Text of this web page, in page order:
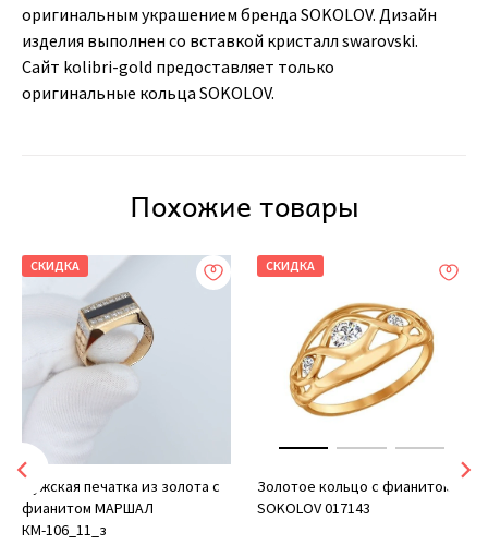
оригинальным украшением бренда SOKOLOV. Дизайн
изделия выполнен со вставкой кристалл swarovski.
Сайт kolibri-gold предоставляет только
оригинальные кольца SOKOLOV.
Похожие товары
СКИДКА
Мужская печатка из золота с
фианитом МАРШАЛ
КМ-106_11_з
СКИДКА
Золотое кольцо с фианитом
SOKOLOV 017143